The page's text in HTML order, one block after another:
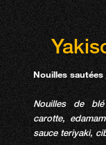
Nouilles
Nouilles de
carotte,
sauce teriyaki,